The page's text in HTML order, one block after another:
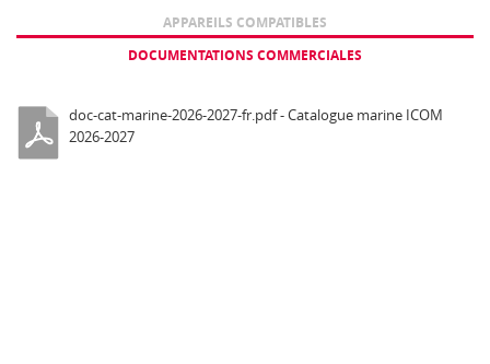
APPAREILS COMPATIBLES
DOCUMENTATIONS COMMERCIALES
doc-cat-marine-2026-2027-fr.pdf - Catalogue marine ICOM
2026-2027